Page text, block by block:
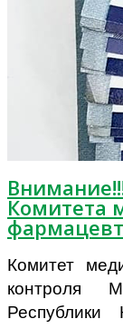
Комитета
Комитет
контроля
Республики